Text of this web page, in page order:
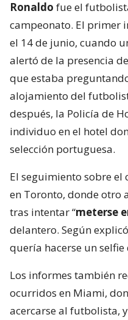
Ronaldo fue el
campeonato. El primer
el 14 de junio, cuando
alertó de la presencia
que estaba
alojamiento del
después, la Policía de
individuo en el hotel
selección portuguesa.
El seguimiento sobre el
en Toronto, donde otro
tras intentar “meterse
delantero. Según
quería hacerse un selfie
Los informes también
ocurridos en Miami,
acercarse al futbolista,